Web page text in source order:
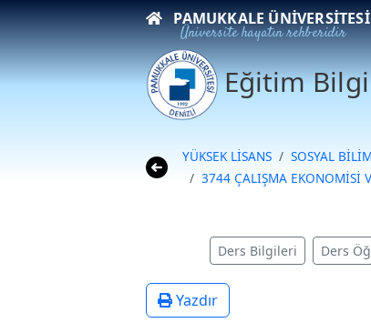
PAMUKKALE ÜNIVERSITESI
Üniversite hayatın rehberidir
Eğitim
YÜKSEK LİSANS SOSYAL
3744 ÇALIŞMA EKONOMİSİ
Ders Bilgileri Ders
Yazdır